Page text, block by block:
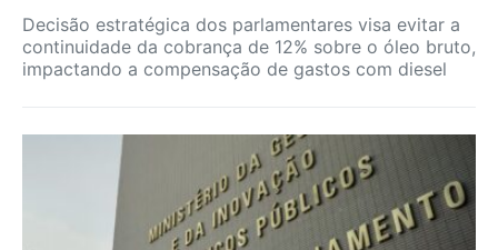
Decisão estratégica dos parlamentares visa evitar a
continuidade da cobrança de 12% sobre o óleo bruto,
impactando a compensação de gastos com diesel